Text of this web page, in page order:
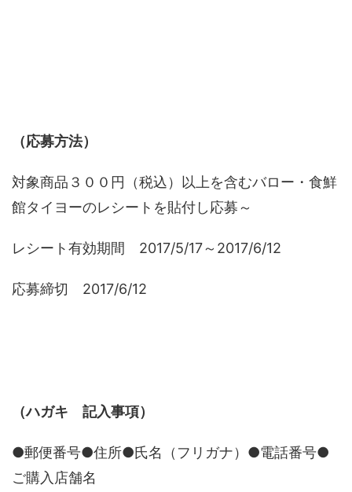
（応募方法）
対象商品３００円（税込）以上を含むバロー・食鮮
館タイヨーのレシートを貼付し応募～
レシート有効期間 2017/5/17～2017/6/12
応募締切 2017/6/12
（ハガキ 記入事項）
●郵便番号●住所●氏名（フリガナ）●電話番号●
ご購入店舗名